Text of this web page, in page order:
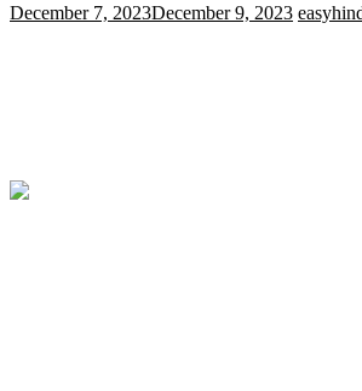
December 7, 2023December 9, 2023